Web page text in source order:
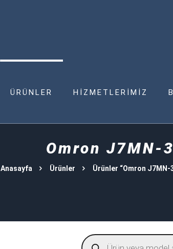
ÜRÜNLER HİZMETLERİMİZ
Omron J7MN-
Anasayfa Ürünler Ürünler “Omron
Products
search